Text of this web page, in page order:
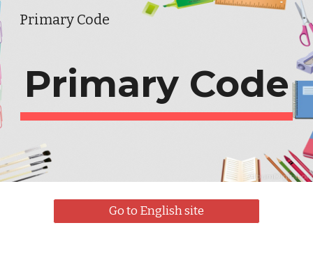
Skip to main content
Primary Code
Primary Code
Go to English site